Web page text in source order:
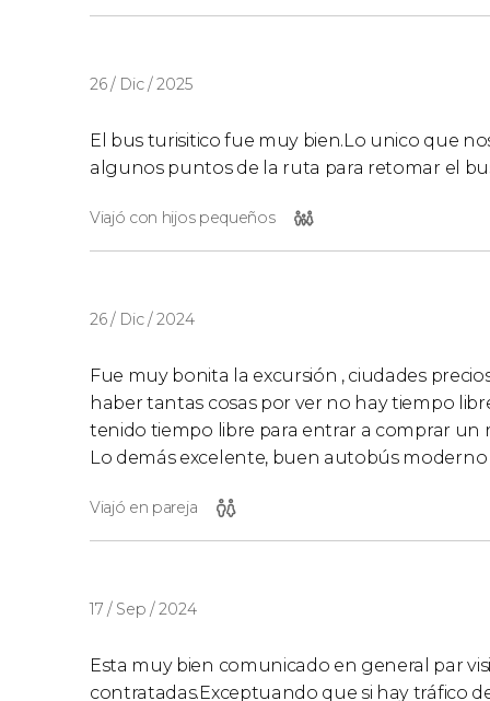
26 / Dic / 2025
El bus turisitico fue muy bien.Lo unico que
algunos puntos de la ruta para retomar el
Viajó con hijos pequeños
26 / Dic / 2024
Fue muy bonita la excursión , ciudades
haber tantas cosas por ver no hay tiempo
tenido tiempo libre para entrar a comprar un
Lo demás excelente, buen autobús
Viajó en pareja
17 / Sep / 2024
Esta muy bien comunicado en general par
contratadas.Exceptuando que si hay tráfico